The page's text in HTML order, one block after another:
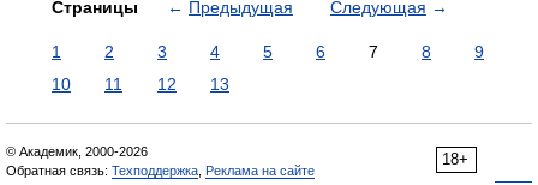
Страницы ← Предыдущая Следующая →
1 2 3 4 5 6 7 8
9
10
11 12 13
18+
© Академик, 2000-2026
Обратная связь: Техподдержка Реклама на сайте